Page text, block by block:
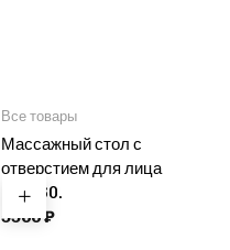
Все товары
Массажный стол с
отверстием для лица
180*60.
5500₽